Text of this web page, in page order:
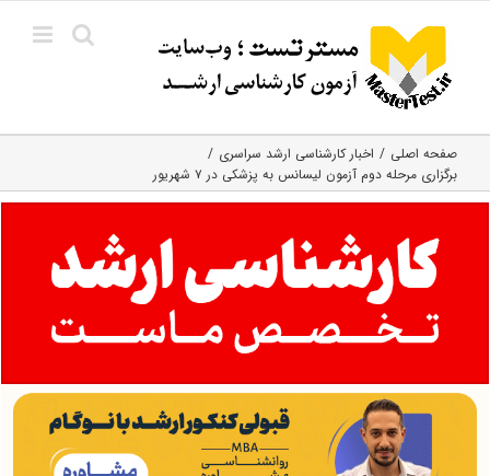
content
صفحه اصلی
اخبار کارشناسی ارشد سراسری
برگزاری مرحله دوم آزمون لیسانس به پزشکی در ۷ شهریور